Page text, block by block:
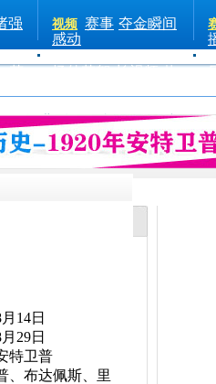
强
花
视频 赛事 夺金瞬间
感动
场外花絮 长视频 热
奥运背后的故事 奥运早新闻
14日
29日
特卫普
、布达佩斯、里